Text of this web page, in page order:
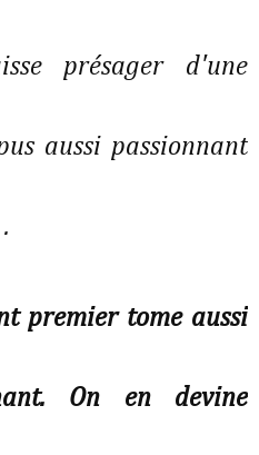
présager d'une
aussi passionnant
premier tome aussi
On en devine